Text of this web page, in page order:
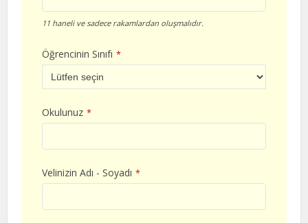
11 haneli ve sadece rakamlardan oluşmalıdır.
Öğrencinin Sınıfı *
Okulunuz *
Velinizin Adı - Soyadı *